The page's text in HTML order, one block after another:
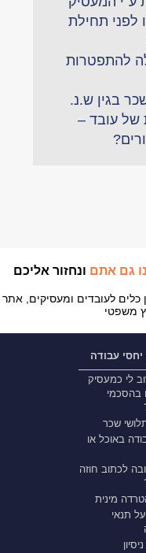
לפני תחילת
להתפטרות
בגין ש.נ.
של עובד –
גם אתם ונחזור אליכם
כלים לעובדים ומעסיקים, אתר
משפטי
עבודה
לי כמעסיק
בהסכמי
שכר
באוכל או
לכתוב חוזה
מינית
תנאי